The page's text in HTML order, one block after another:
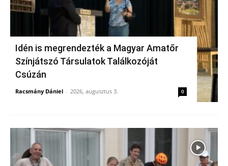
Idén is megrendezték a Magyar Amatőr
Színjátszó Társulatok Találkozóját
Csúzán
Racsmány Dániel - 2026, augusztus 3. 0